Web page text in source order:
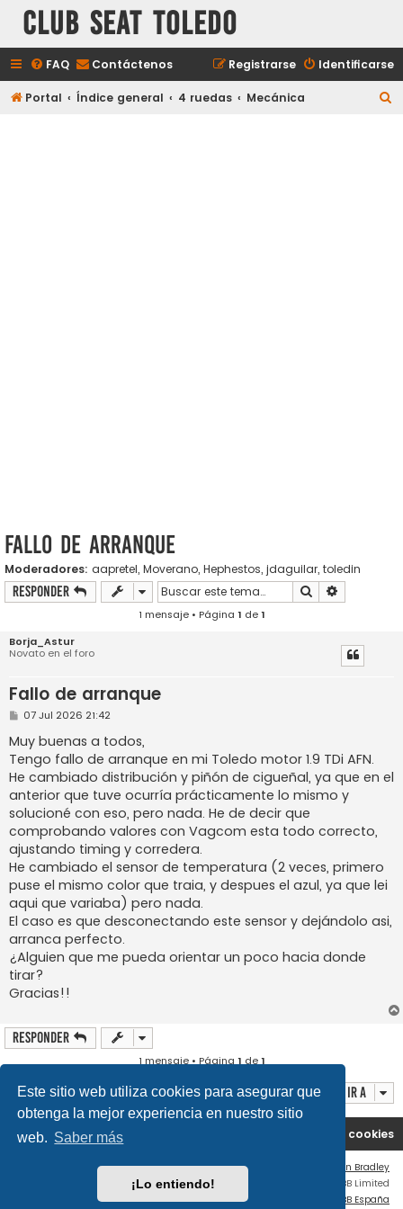
Este sitio web utiliza cookies para asegurar que
obtenga la mejor experiencia en nuestro sitio
web. Saber más
¡Lo entiendo!
Club Seat Toledo
FAQ Contáctenos Identificarse
Registrarse
Portal Índice general 4 ruedas Mecánica
Fallo de arranque
Moderadores: aapretel, Moverano, Hephestos, jdaguilar, toledin
Responder Buscar
1 mensaje • Página 1 de1
Borja_Astur
Novato en el foro
Fallo de arranque
M
n
s
a
j
e
07 Jul 2026 21:42
Muy buenas a todos,
Tengo fallo de arranque en mi Toledo motor 1.9 TDi AFN.
He cambiado distribución y piñón de cigueñal, ya que en el
anterior que tuve ocurría prácticamente lo mismo y
solucioné con eso, pero nada. He de decir que
comprobando valores con Vagcom esta todo correcto,
ajustando timing y corredera.
He cambiado el sensor de temperatura (2 veces, primero
puse el mismo color que traia, y despues el azul, ya que lei
aqui que variaba) pero nada.
El caso es que desconectando este sensor y dejándolo asi,
arranca perfecto.
¿Alguien que me pueda orientar un poco hacia donde
tirar?
Gracias!!
Responder
1 mensaje • Página 1 de1
Ir a
Portal Índice general Borrar cookies
Ian Bradley
Desarrollado porphpBB
® Forum Software © phpBB Limited
Traducción al español por
phpBB España